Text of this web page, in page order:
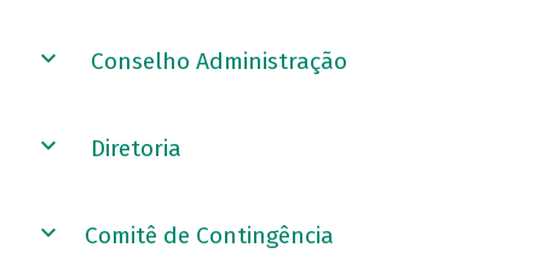
Conselho Administração
Diretoria
Comitê de Contingência